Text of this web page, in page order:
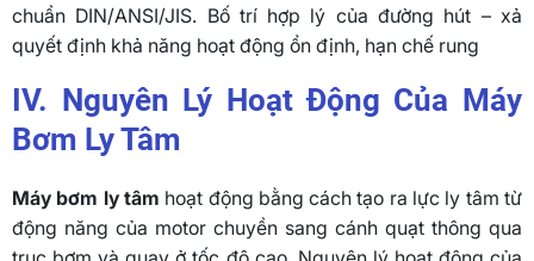
chuẩn DIN/ANSI/JIS. Bố trí hợp lý của đường hút – xả
quyết định khả năng hoạt động ổn định, hạn chế rung
IV. Nguyên Lý Hoạt Động Của Máy
Bơm Ly Tâm
Máy bơm ly tâm hoạt động bằng cách tạo ra lực ly tâm từ
động năng của motor chuyền sang cánh quạt thông qua